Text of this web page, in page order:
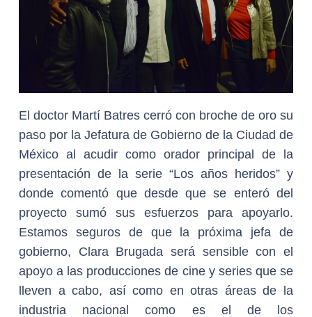
El doctor Martí Batres cerró con broche de oro su
paso por la Jefatura de Gobierno de la Ciudad de
México al acudir como orador principal de la
presentación de la serie “Los años heridos” y
donde comentó que desde que se enteró del
proyecto sumó sus esfuerzos para apoyarlo.
Estamos seguros de que la próxima jefa de
gobierno, Clara Brugada será sensible con el
apoyo a las producciones de cine y series que se
lleven a cabo, así como en otras áreas de la
industria nacional como es el de los